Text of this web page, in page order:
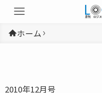
ホーム
2010年12月号